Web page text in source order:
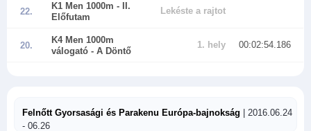
22.
K1 Men 1000m - II.
Előfutam
Lekéste a rajtot
20.
K4 Men 1000m
válogató - A Döntő
1. hely 00:02:54.186
Felnőtt Gyorsasági és Parakenu Európa-bajnokság | 2016.06.24
- 06.26